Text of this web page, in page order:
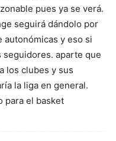
pues ya se verá.
seguirá dándolo por
y eso si
seguidores. aparte que
los clubes y sus
la liga en general.
para el basket